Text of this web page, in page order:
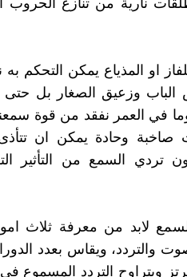
نارية من تنازع الحروب
او المذياع يمكن التحكم به
وزعيق الصغار بل حتى
في العمر نفقد من قوة
وحادة يمكن ان تتأذى
تردي السمع من التأثير
لابد من معرفة ثلاث
والتردد، ويقاس بعدد
ويتراوح التردد المسموع في